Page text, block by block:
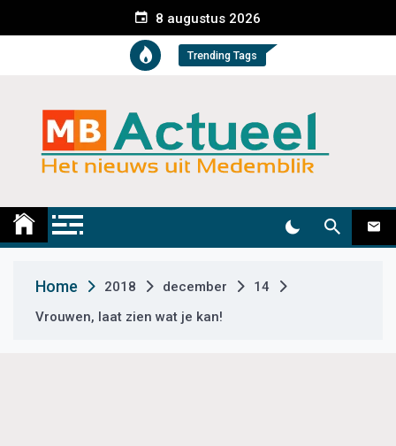
e
t
8 augustus 2026
Trending Tags
Medemblik Actueel
Home 2018 december
14
Vrouwen, laat zien wat je kan!